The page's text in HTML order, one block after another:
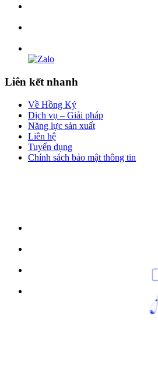
Liên kết nhanh
Về Hồng Ký
Dịch vụ – Giải pháp
Năng lực sản xuất
Liên hệ
Tuyển dụng
Chính sách bảo mật thông tin